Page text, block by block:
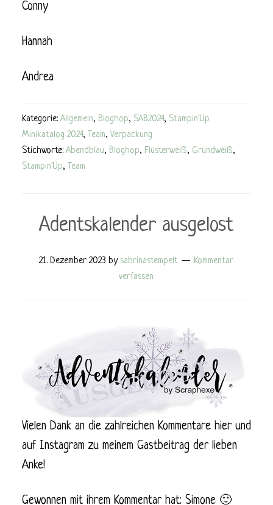
Conny
Hannah
Andrea
Kategorie: Allgemein, Bloghop, SAB2024, Stampin'Up
Minikatalog 2024, Team, Verpackung
Stichworte: Abendblau, Bloghop, Flüsterweiß, Grundweiß,
Stampin'Up, Team
Adentskalender ausgelost
21. Dezember 2023 by sabrinastempelt
Kommentar
verfassen
Vielen Dank an die zahlreichen Kommentare hier und
auf Instagram zu meinem Gastbeitrag der lieben
Anke!
Gewonnen mit ihrem Kommentar hat: Simone 🙂